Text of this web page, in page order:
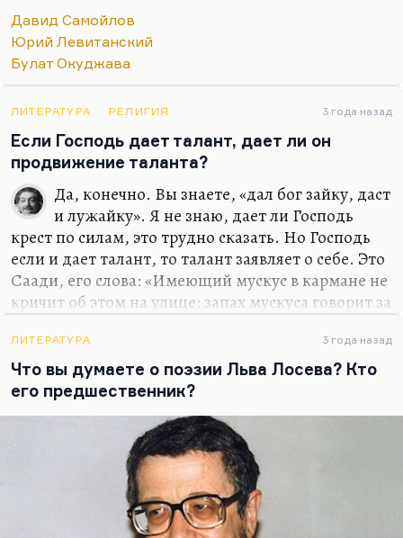
Рождественского, да там было из кого выбирать.
Но просто эти трое – наиболее типичные,
наиболее типажные. И эти три типажа
фильме «Девять дней одного года». Там
Вознесенский, условно говоря, совпадает с
типажом Смоктуновского, Евтушенко – с
типажом Баталова, а Ахмадулина – с типажом
Лавровой. Это роковая женщина в ситуации не
просто выбора мужчины, а просто в ситуации…
Давид Самойлов
Юрий Левитанский
Булат Окуджава
ЛИТЕРАТУРА РЕЛИГИЯ 3 года назад
Если Господь дает талант, дает ли он
продвижение таланта?
Да, конечно. Вы знаете, «дал бог зайку, даст
и лужайку». Я не знаю, дает ли Господь
крест по силам, это трудно сказать. Но Господь
если и дает талант, то талант заявляет о себе. Это
Саади, его слова: «Имеющий мускус в кармане не
кричит об этом на улице: запах мускуса говорит за
Талант – это мускус в кармане. Талантливого
человека нельзя не заметить. Я заметил сейчас,
что большинство людей, с которыми я общался,
которые давили меня своим талантом и дружбой,
были исключительно, ослепительно яркими. Вот,
например, Жанна Магарамова, которая была,
наверное, действительно сердцем русской
Америки, организатором гастролей, фестивалей.
От нее люди воспламенялись, загорались, жить…
ЛИТЕРАТУРА 3 года назад
Что вы думаете о поэзии Льва Лосева? Кто
его предшественник?